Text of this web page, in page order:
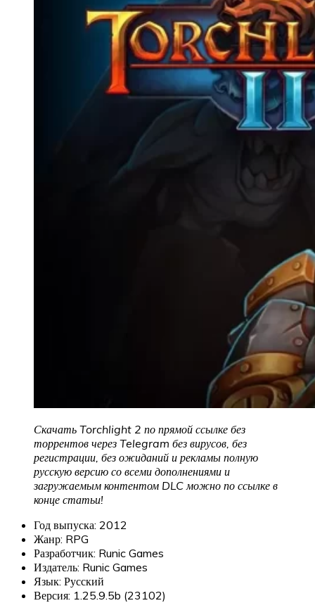
Скачать Torchlight 2 по прямой ссылке без
торрентов через Telegram без вирусов, без
регистрации, без ожиданий и рекламы полную
русскую версию со всеми дополнениями и
загружаемым контентом DLC можно по ссылке в
конце статьи!
Год выпуска: 2012
Жанр: RPG
Разработчик: Runic Games
Издатель: Runic Games
Язык: Русский
Версия: 1.25.9.5b (23102)